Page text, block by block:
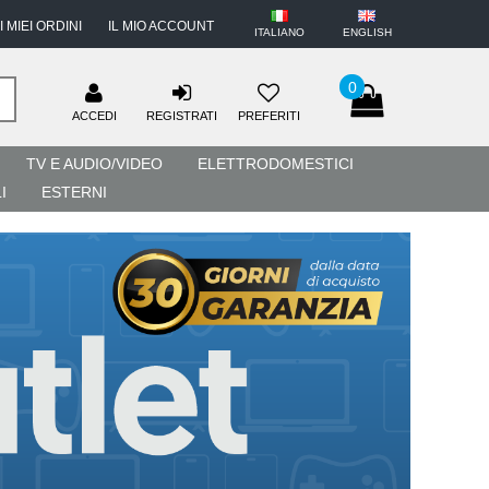
ITALIANO ENGLISH
IL MIO ACCOUNT
I MIEI ORDINI
0
PREFERITI
REGISTRATI
ACCEDI
TV E AUDIO/VIDEO
ELETTRODOMESTICI
ESTERNI